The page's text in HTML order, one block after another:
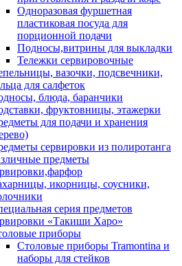
Одноразовая фуршетная
пластиковая посуда для
порционной подачи
Подносы,витрины для выкладки
Тележки сервировочные
вазочки, подсвечники,
для салфеток
блюда, баранчики
фруктовницы, этажерки
для подачи и хранения
сервировки из полиротанга
предметы
икорницы, соусники,
серия предметов
«Такиши Харо»
приборы
Столовые приборы Trаmоntina и
наборы для стейков